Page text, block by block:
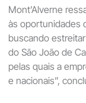
Mont’Alverne
às oportunidades
buscando
do São João de
pelas quais a
e nacionais”,